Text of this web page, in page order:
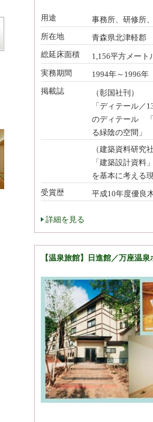
用途
事務所、研修所
所在地
青森県北津軽郡
総延床面積
1,156平方メート
実務期間
1994年～1996年
掲載誌
（彰国社刊）
「ディテール
のディテール
る緑陰の空間」
（建築資料研究
「建築設計資
を基本に考える
受賞歴
平成10年度優良
詳細を見る
【温泉旅館】日進館／万座温泉